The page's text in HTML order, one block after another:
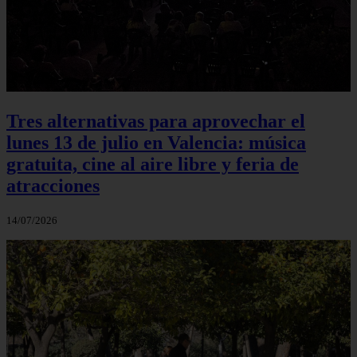
Tres alternativas para aprovechar el
lunes 13 de julio en Valencia: música
gratuita, cine al aire libre y feria de
atracciones
14/07/2026